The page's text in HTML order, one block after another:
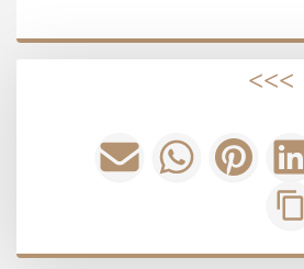
>>>